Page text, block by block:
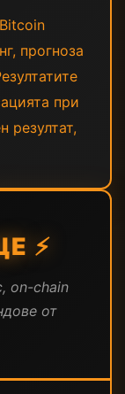
прогноза
при
резултат,
⚡
on-chain
от